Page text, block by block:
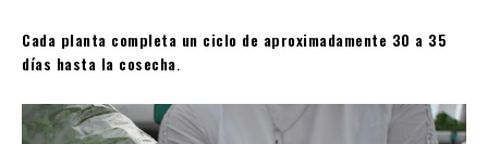
Cada planta completa un ciclo de aproximadamente 30 a 35
días hasta la cosecha